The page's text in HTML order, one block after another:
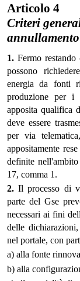
Articolo 4
Criteri
1. Fermo
possono
energia da fonti
produzione per i
apposita qualifica
deve essere
per via
appositamente
definite
17, comma 1.
2. Il processo di
parte del Gse
necessari ai fini
delle
nel portale, con
a) alla fonte
b) alla